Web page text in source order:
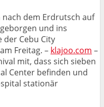
dem Erdrutsch auf
und ins
der Cebu City
Freitag. – klajoo.com –
mit, dass sich sieben
Center befinden und
stationär